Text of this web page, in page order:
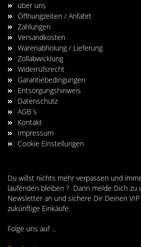
über uns
Öffnungzeiten / Anfahrt
Zahlungen
Versandkosten
Warenabholung / Lieferung
Zollabwicklung
Widerrufsrecht
Garantiebedingungen
Entsorgungshinweis
Datenschutz
AGB´s
Kontakt
Impressum
Cookie Einstellungen
Du willst nichts mehr verpassen und
laufenden bleiben ? Dann melde Dich zu
Newsletter an und sichere Dir Deinen
zukünftige Einkäufe.
Folge uns auf ...